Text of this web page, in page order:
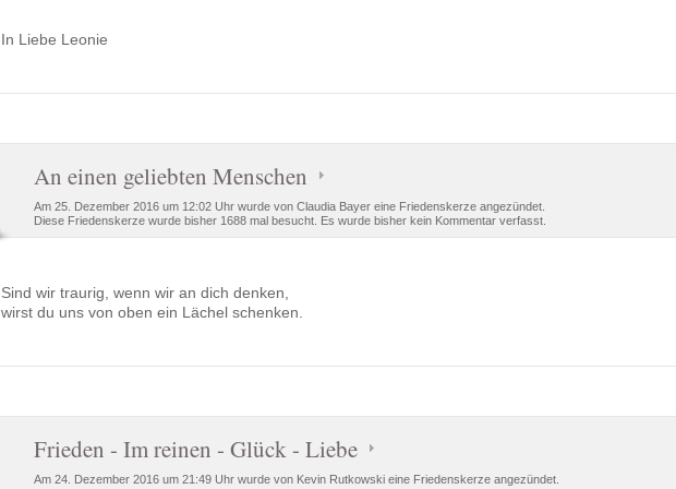
In Liebe Leonie
An einen geliebten Menschen
Am 25. Dezember 2016 um 12:02 Uhr wurde von Claudia Bayer eine Friedenskerze angezündet.
Diese Friedenskerze wurde bisher 1688 mal besucht. Es wurde bisher kein Kommentar verfasst.
Sind wir traurig, wenn wir an dich denken,
wirst du uns von oben ein Lächel schenken.
Frieden - Im reinen - Glück - Liebe
Am 24. Dezember 2016 um 21:49 Uhr wurde von Kevin Rutkowski eine Friedenskerze angezündet.